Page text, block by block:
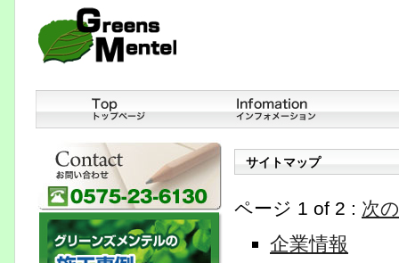
サイトマップ
ページ 1 of 2 : 次
企業情報